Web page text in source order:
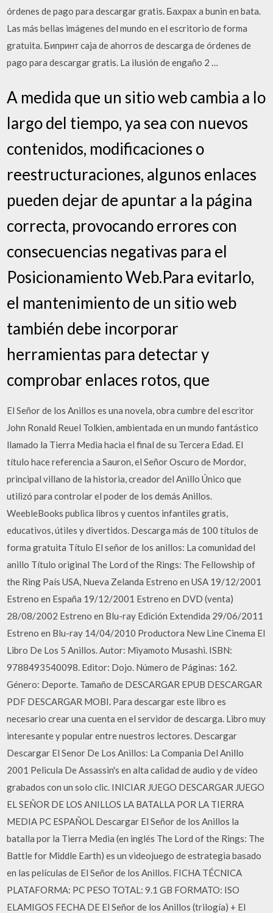
órdenes de pago para descargar gratis. Бахрах a bunin en bata.
Las más bellas imágenes del mundo en el escritorio de forma
gratuita. Бипринт caja de ahorros de descarga de órdenes de
pago para descargar gratis. La ilusión de engaño 2 …
A medida que un sitio web cambia a lo
largo del tiempo, ya sea con nuevos
contenidos, modificaciones o
reestructuraciones, algunos enlaces
pueden dejar de apuntar a la página
correcta, provocando errores con
consecuencias negativas para el
Posicionamiento Web.Para evitarlo,
el mantenimiento de un sitio web
también debe incorporar
herramientas para detectar y
comprobar enlaces rotos, que
El Señor de los Anillos es una novela, obra cumbre del escritor
John Ronald Reuel Tolkien, ambientada en un mundo fantástico
llamado la Tierra Media hacia el final de su Tercera Edad. El
título hace referencia a Sauron, el Señor Oscuro de Mordor,
principal villano de la historia, creador del Anillo Único que
utilizó para controlar el poder de los demás Anillos.
WeebleBooks publica libros y cuentos infantiles gratis,
educativos, útiles y divertidos. Descarga más de 100 títulos de
forma gratuita Título El señor de los anillos: La comunidad del
anillo Título original The Lord of the Rings: The Fellowship of
the Ring País USA, Nueva Zelanda Estreno en USA 19/12/2001
Estreno en España 19/12/2001 Estreno en DVD (venta)
28/08/2002 Estreno en Blu-ray Edición Extendida 29/06/2011
Estreno en Blu-ray 14/04/2010 Productora New Line Cinema El
Libro De Los 5 Anillos. Autor: Miyamoto Musashi. ISBN:
9788493540098. Editor: Dojo. Número de Páginas: 162.
Género: Deporte. Tamaño de DESCARGAR EPUB DESCARGAR
PDF DESCARGAR MOBI. Para descargar este libro es
necesario crear una cuenta en el servidor de descarga. Libro muy
interesante y popular entre nuestros lectores. Descargar
Descargar El Senor De Los Anillos: La Compania Del Anillo
2001 Pelicula De Assassin's en alta calidad de audio y de vídeo
grabados con un solo clic. INICIAR JUEGO DESCARGAR JUEGO
EL SEÑOR DE LOS ANILLOS LA BATALLA POR LA TIERRA
MEDIA PC ESPAÑOL Descargar El Señor de los Anillos la
batalla por la Tierra Media (en inglés The Lord of the Rings: The
Battle for Middle Earth) es un videojuego de estrategia basado
en las películas de El Señor de los Anillos. FICHA TÉCNICA
PLATAFORMA: PC PESO TOTAL: 9.1 GB FORMATO: ISO
ELAMIGOS FECHA DE El Señor de los Anillos (trilogía) + El